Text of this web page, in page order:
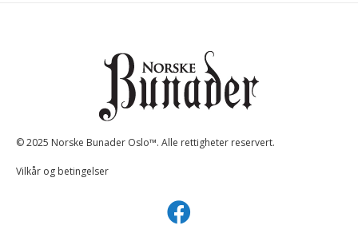
© 2025 Norske Bunader Oslo™. Alle rettigheter reservert.
Vilkår og betingelser